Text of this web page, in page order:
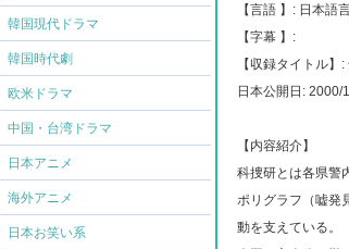
韓国現代ドラマ
韓国時代劇
欧米ドラマ
中国・台湾ドラマ
日本アニメ
海外アニメ
日本お笑い系
【言語 】: 日本語
【字幕 】:
【収録タイトル】
日本公開日: 2000/
【内容紹介】
科捜研とは各県警
ポリグラフ（嘘発
動を支えている。